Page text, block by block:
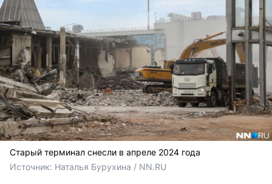
Старый терминал снесли в апреле 2024 года
Источник: Наталья Бурухина / NN.RU